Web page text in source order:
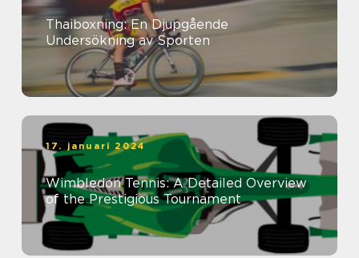
Thaiboxning: En Djupgående
Undersökning av Sporten
17. januari 2024
Wimbledon Tennis: A Detailed Overview
of the Prestigious Tournament